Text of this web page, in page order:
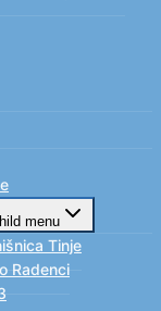
menu
Tinje
Radenci